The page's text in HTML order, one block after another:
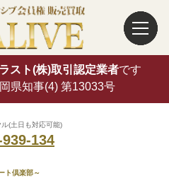
スト(株)取引認定業者です
県知事(4) 第13033号
(土日も対応可能)
134
ト倶楽部～